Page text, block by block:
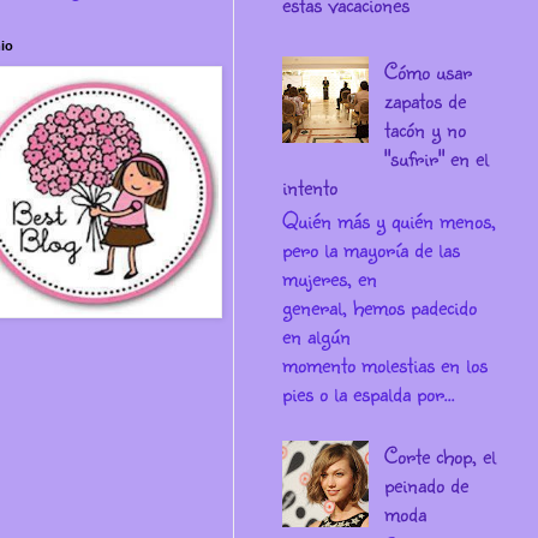
Cómo usar
zapatos de
tacón y no
"sufrir" en el
intento
Quién más y quién menos,
pero la mayoría de las
mujeres, en
general, hemos padecido
en algún
momento molestias en los
pies o la espalda por...
Corte chop, el
peinado de
moda